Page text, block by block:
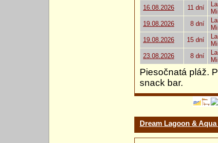
16.08.2026
11 dní
19.08.2026
8 dní
19.08.2026
15 dní
23.08.2026
8 dní
Piesočnatá pláž.
snack bar.
Dream Lagoon &